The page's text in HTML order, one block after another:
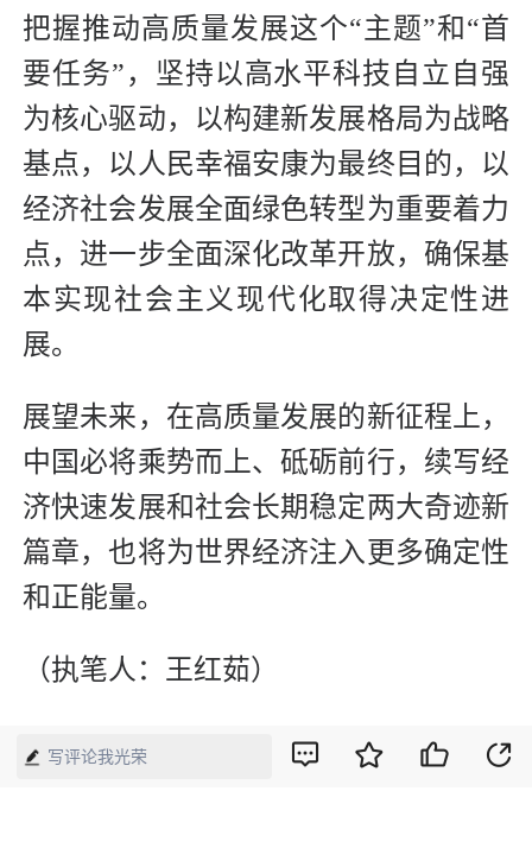
把握推动高质量发展这个“主题”和“首
要任务”，坚持以高水平科技自立自强
为核心驱动，以构建新发展格局为战略
基点，以人民幸福安康为最终目的，以
经济社会发展全面绿色转型为重要着力
点，进一步全面深化改革开放，确保基
本实现社会主义现代化取得决定性进
展。
展望未来，在高质量发展的新征程上，
中国必将乘势而上、砥砺前行，续写经
济快速发展和社会长期稳定两大奇迹新
篇章，也将为世界经济注入更多确定性
和正能量。
（执笔人：王红茹）
写评论我光荣